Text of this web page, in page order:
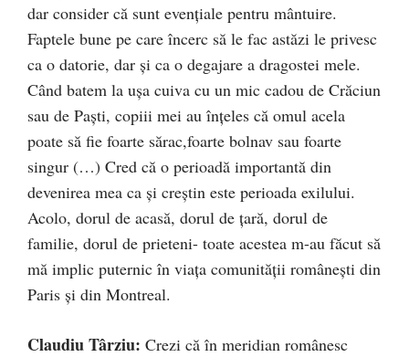
dar consider că sunt evențiale pentru mântuire.
Faptele bune pe care încerc să le fac astăzi le privesc
ca o datorie, dar și ca o degajare a dragostei mele.
Când batem la ușa cuiva cu un mic cadou de Crăciun
sau de Paști, copiii mei au înțeles că omul acela
poate să fie foarte sărac,foarte bolnav sau foarte
singur (…) Cred că o perioadă importantă din
devenirea mea ca și creștin este perioada exilului.
Acolo, dorul de acasă, dorul de țară, dorul de
familie, dorul de prieteni- toate acestea m-au făcut să
mă implic puternic în viața comunității românești din
Paris și din Montreal.
Claudiu Târziu: Crezi că în meridian românesc